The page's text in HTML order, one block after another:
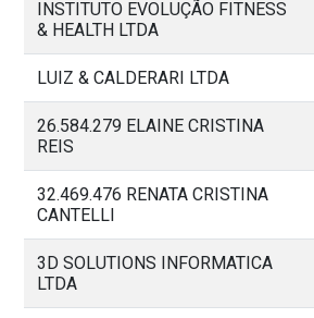
INSTITUTO EVOLUÇÃO FITNESS
& HEALTH LTDA
LUIZ & CALDERARI LTDA
26.584.279 ELAINE CRISTINA
REIS
32.469.476 RENATA CRISTINA
CANTELLI
3D SOLUTIONS INFORMATICA
LTDA